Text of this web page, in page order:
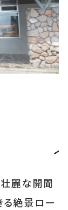
麗な開聞
絶景ロー